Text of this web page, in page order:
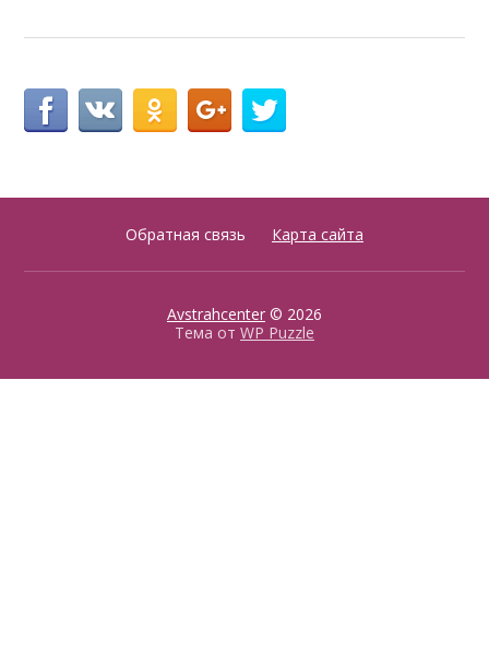
Обратная связь Карта сайта
Avstrahcenter © 2026
Тема от WP Puzzle